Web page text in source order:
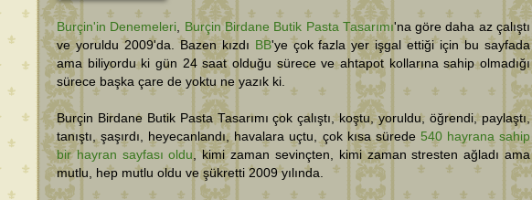
Burçin'in Denemeleri Burçin Birdane Butik Pasta Tasarımı'na göre daha az çalıştı
ve yoruldu 2009'da. Bazen kızdı BB'ye çok fazla yer işgal ettiği için bu sayfada
ama biliyordu ki gün 24 saat olduğu sürece ve ahtapot kollarına sahip olmadığı
sürece başka çare de yoktu ne yazık ki.
Burçin Birdane Butik Pasta Tasarımı çok çalıştı, koştu, yoruldu, öğrendi, paylaştı,
tanıştı, şaşırdı, heyecanlandı, havalara uçtu, çok kısa sürede 540 hayrana sahip
bir hayran sayfası oldu , kimi zaman sevinçten, kimi zaman stresten ağladı ama
mutlu, hep mutlu oldu ve şükretti 2009 yılında.